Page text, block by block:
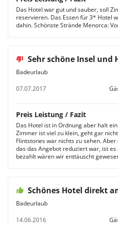
Das Hotel war gut und sauber, soll
reservieren. Das Essen für 3* Hotel
dahin. Schönste Strände Menorca:
Sehr schöne Insel und
Badeurlaub
07.07.2017
Preis Leistung / Fazit
Das Hotel ist in Ordnung aber halt
Zimmer ist viel zu klein, geht gar
Flintstones war nichts zu sehen.
das das Angebot reduziert war, ist
bezahlt wären wir enttäuscht
Schönes Hotel direkt
Badeurlaub
14.06.2016